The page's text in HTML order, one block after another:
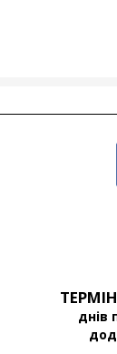
днів